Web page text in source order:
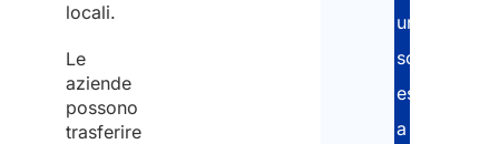
locali.
Le
aziende
possono
trasferire
una
società
estera
a